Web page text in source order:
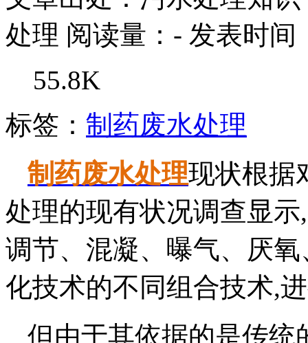
处理 阅读量： - 发表时间
55.8K
标签： 制药废水处理
制药废水处理现状根据
处理的现有状况调查显
调节、混凝、曝气、厌
化技术的不同组合技术,
但由于其依据的是传统